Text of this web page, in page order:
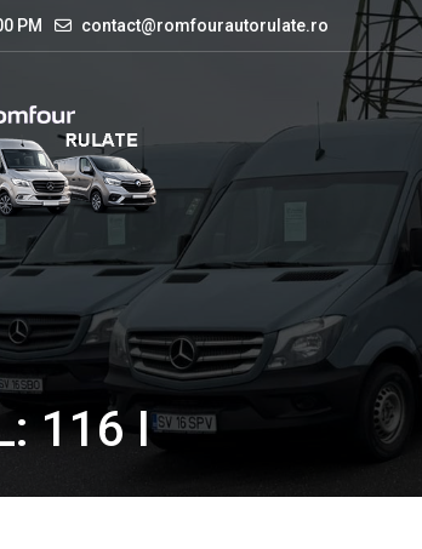
PM contact@romfourautorulate.ro
116 I